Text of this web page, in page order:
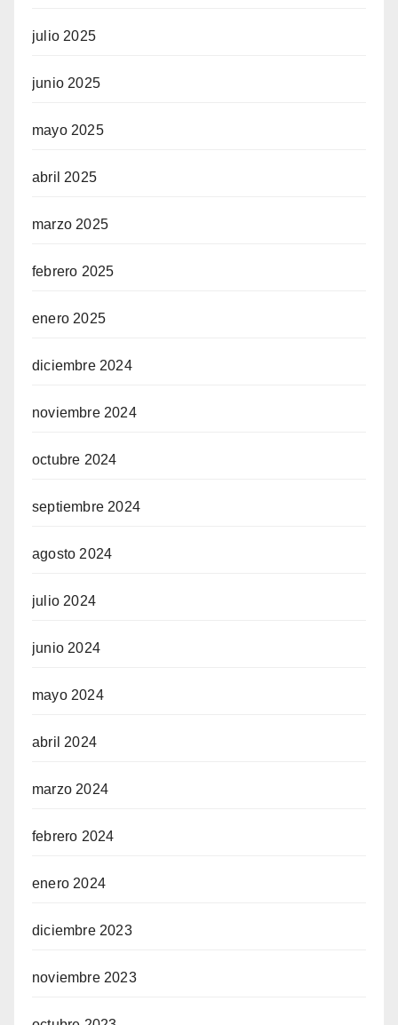
julio 2025
junio 2025
mayo 2025
abril 2025
marzo 2025
febrero 2025
enero 2025
diciembre 2024
noviembre 2024
octubre 2024
septiembre 2024
agosto 2024
julio 2024
junio 2024
mayo 2024
abril 2024
marzo 2024
febrero 2024
enero 2024
diciembre 2023
noviembre 2023